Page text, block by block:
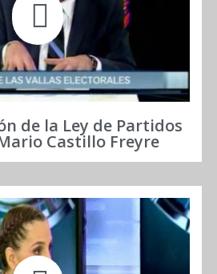
de la Ley de Partidos
Castillo Freyre